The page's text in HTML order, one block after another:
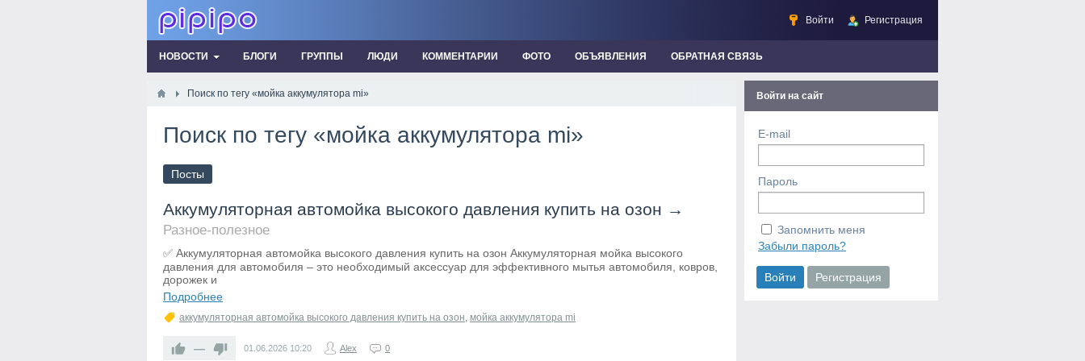
Войти Регистрация
НОВОСТИ БЛОГИ ГРУППЫ ЛЮДИ КОММЕНТАРИИ ФОТО ОБЪЯВЛЕНИЯ ОБРАТНАЯ СВЯЗЬ
Поиск по тегу «мойка аккумулятора mi»
Поиск по тегу «мойка аккумулятора mi»
Посты
Аккумуляторная автомойка высокого давления купить на озон →
Разное-полезное
✅ Аккумуляторная автомойка высокого давления купить на озон Аккумуляторная мойка высокого
давления для автомобиля – это необходимый аксессуар для эффективного мытья автомобиля, ковров,
дорожек и
Подробнее
аккумуляторная автомойка высокого давления купить на озон, мойка аккумулятора mi
— 01.06.2026 10:20 Alex 0
Войти на сайт
E-mail
Пароль
Запомнить меня
Забыли пароль?